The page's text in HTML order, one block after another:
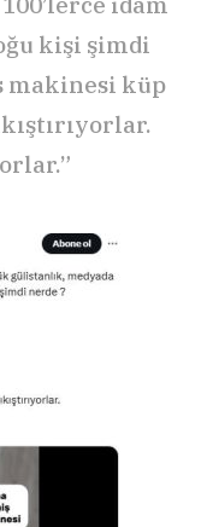
kişi şimdi
makinesi küp